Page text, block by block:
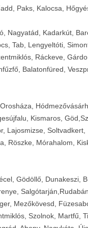
Paks, Kalocsa,
Nagyatád, Kadarkút,
Tab, Lengyeltóti,
Ráckeve,
Balatonfüred,
Kismaros,
Lajosmizse,
Röszke, Mórahalom,
Gödöllő, Dunakeszi,
Mezőkövesd,
Szolnok, Martfű,